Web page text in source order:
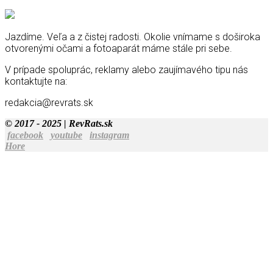
Jazdíme. Veľa a z čistej radosti. Okolie vnímame s doširoka
otvorenými očami a fotoaparát máme stále pri sebe.
V prípade spoluprác, reklamy alebo zaujímavého tipu nás
kontaktujte na:
redakcia@revrats.sk
© 2017 - 2025 | RevRats.sk
facebook
youtube
instagram
Hore